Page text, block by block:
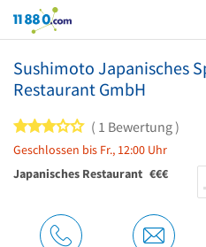
11880.com
Sushimoto Japanisches
Restaurant GmbH
3 von 5 Sternen
1 Bewertung
Geschlossen bis Fr., 12:00 Uhr
Japanisches Restaurant €€€